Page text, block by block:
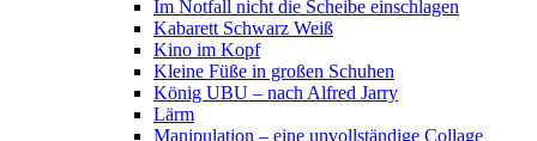
Im Notfall nicht die Scheibe einschlagen
Kabarett Schwarz Weiß
Kino im Kopf
Kleine Füße in großen Schuhen
König UBU – nach Alfred Jarry
Lärm
Manipulation – eine unvollständige Collage